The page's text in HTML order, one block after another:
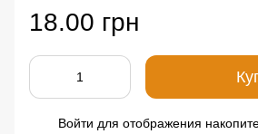
18.00 грн
Войти для отображения